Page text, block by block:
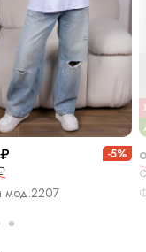
-5%
мод.2207